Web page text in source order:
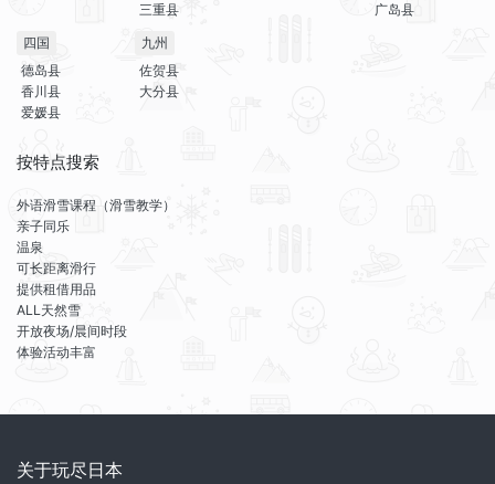
三重县
广岛县
四国
德岛县
香川县
爱媛县
九州
佐贺县
大分县
按特点搜索
外语滑雪课程（滑雪教学）
亲子同乐
温泉
可长距离滑行
提供租借用品
ALL天然雪
开放夜场/晨间时段
体验活动丰富
关于玩尽日本